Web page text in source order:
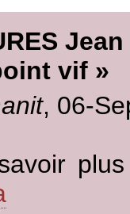
Jean
vif »
, 06-